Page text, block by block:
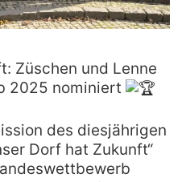
Züschen und Lenne
2025 nominiert
des diesjährigen
Dorf hat Zukunft“